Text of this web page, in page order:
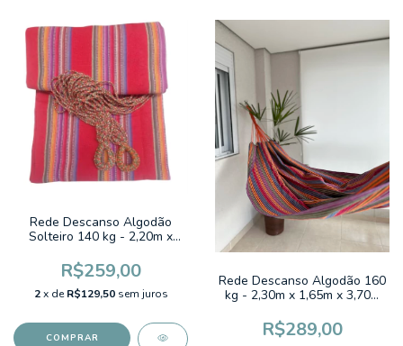
Rede Descanso Algodão
Solteiro 140 kg - 2,20m x
Listrado fundo Vermelho
Cores do Brasil
R$259,00
2 x deR$129,50 sem juros
Rede Descanso Algodão 160
kg - 2,30m x 1,65m x 3,70m
Verm/Az/ Am Cores do Brasil
R$289,00